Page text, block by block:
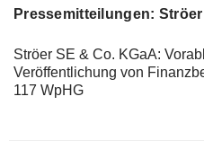
Pressemitteilungen:
Ströer SE & Co. KGaA:
Veröffentlichung von
117 WpHG